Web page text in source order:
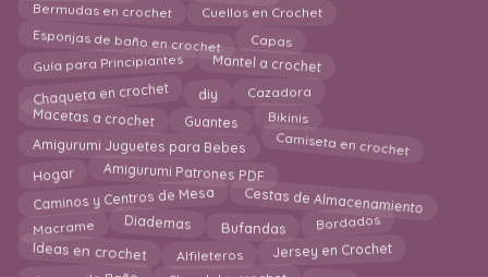
Bermudas en crochet Cuellos en Crochet
Esponjas de baño en crochet Capas
Guía para Principiantes Mantel a crochet
Chaqueta en crochet diy Cazadora
Macetas a crochet Guantes Bikinis
Amigurumi Juguetes para Bebes Camiseta en crochet
Hogar Amigurumi Patrones PDF
Caminos y Centros de Mesa Cestas de Almacenamiento
Macrame Diademas Bufandas Bordados
Ideas en crochet Alfileteros Jersey en Crochet